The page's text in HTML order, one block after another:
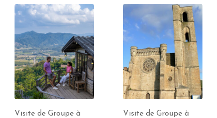
Visite de Groupe à
Visite de Groupe à